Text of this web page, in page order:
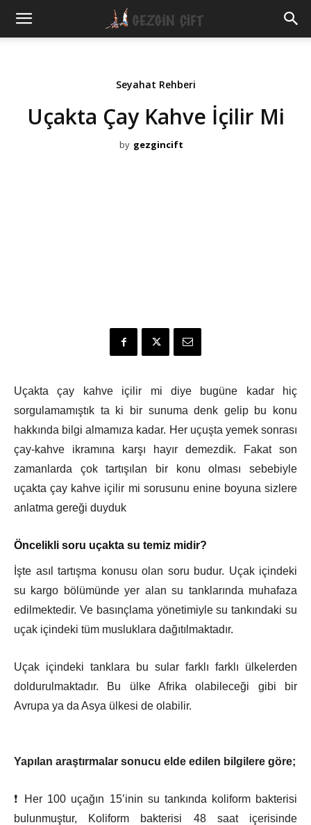
Gezgin
Seyahat Rehberi
Uçakta Çay Kahve İçilir Mi
by gezgincift
Uçakta çay kahve içilir mi diye bugüne kadar hiç
sorgulamamıştık ta ki bir sunuma denk gelip bu konu
hakkında bilgi almamıza kadar. Her uçuşta yemek sonrası
çay-kahve ikramına karşı hayır demezdik. Fakat son
zamanlarda çok tartışılan bir konu olması sebebiyle
uçakta çay kahve içilir mi sorusunu enine boyuna sizlere
anlatma gereği duyduk
Öncelikli soru uçakta su temiz midir?
İşte asıl tartışma konusu olan soru budur. Uçak içindeki
su kargo bölümünde yer alan su tanklarında muhafaza
edilmektedir. Ve basınçlama yönetimiyle su tankındaki su
uçak içindeki tüm musluklara dağıtılmaktadır.
Uçak içindeki tanklara bu sular farklı farklı ülkelerden
doldurulmaktadır. Bu ülke Afrika olabileceği gibi bir
Avrupa ya da Asya ülkesi de olabilir.
Yapılan araştırmalar sonucu elde edilen bilgilere göre;
❗ Her 100 uçağın 15’inin su tankında koliform bakterisi
bulunmuştur, Koliform bakterisi 48 saat içerisinde